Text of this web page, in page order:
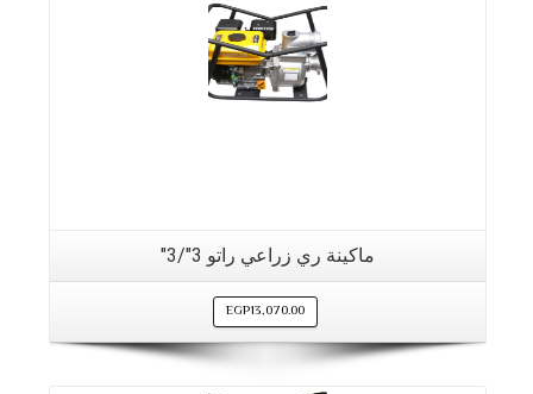
ماكينة ري زراعي راتو 3″/3″
EGP13,070.00